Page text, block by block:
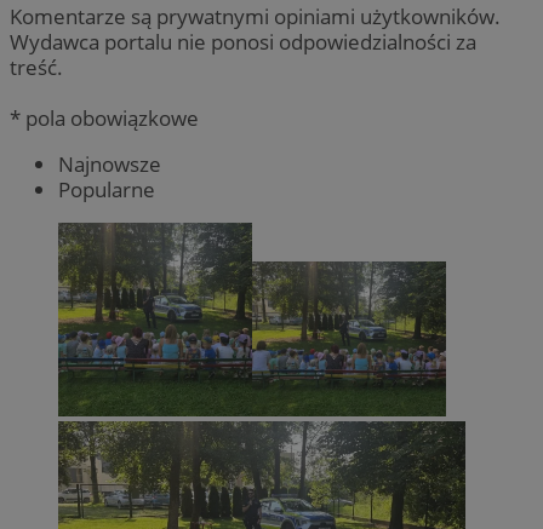
Komentarze są prywatnymi opiniami użytkowników.
Wydawca portalu nie ponosi odpowiedzialności za
treść.
* pola obowiązkowe
Najnowsze
Popularne